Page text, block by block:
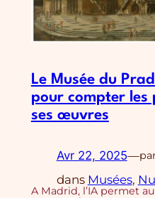
Le Musée du
pour compter les
ses œuvres
Avr 22, 2025—
dans Musées,
A Madrid, l’IA permet